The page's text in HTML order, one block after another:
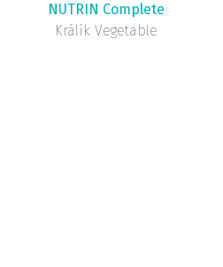
NUTRIN Complete
Králík Vegetable